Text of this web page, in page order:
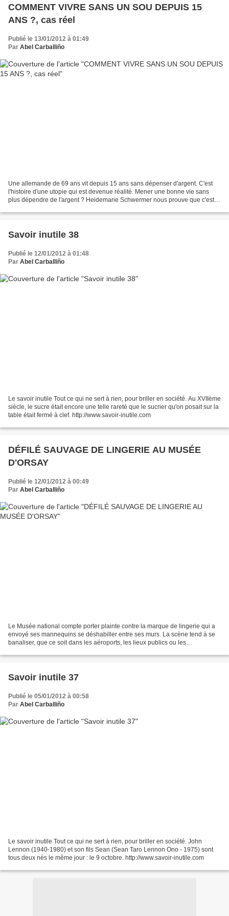
COMMENT VIVRE SANS UN SOU DEPUIS 15
ANS ?, cas réel
Publié le 13/01/2012 à 01:49
Par Abel Carballiño
Une allemande de 69 ans vit depuis 15 ans sans dépenser d'argent. C'est
l'histoire d'une utopie qui est devenue réalité. Mener une bonne vie sans
plus dépendre de l'argent ? Heidemarie Schwermer nous prouve que c'est
Savoir inutile 38
Publié le 12/01/2012 à 01:48
Par Abel Carballiño
Le savoir inutile Tout ce qui ne sert à rien, pour briller en société. Au XVIIème
siècle, le sucre était encore une telle rareté que le sucrier qu'on posait sur la
table était fermé à clef. http://www.savoir-inutile.com
DÉFILÉ SAUVAGE DE LINGERIE AU MUSÉE
D'ORSAY
Publié le 12/01/2012 à 00:49
Par Abel Carballiño
Le Musée national compte porter plainte contre la marque de lingerie qui a
envoyé ses mannequins se déshabiller entre ses murs. La scène tend à se
banaliser, que ce soit dans les aéroports, les lieux publics ou les
Savoir inutile 37
Publié le 05/01/2012 à 00:58
Par Abel Carballiño
Le savoir inutile Tout ce qui ne sert à rien, pour briller en société. John
Lennon (1940-1980) et son fils Sean (Sean Taro Lennon Ono - 1975) sont
tous deux nés le même jour : le 9 octobre. http://www.savoir-inutile.com